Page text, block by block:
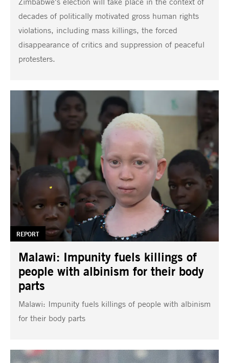
decades of politically motivated gross human rights
violations, including mass killings, the forced
disappearance of critics and suppression of peaceful
protesters.
Malawi: Impunity fuels killings of
people with albinism for their body
parts
TAG:
REPORT
Malawi: Impunity fuels killings of people with albinism
for their body parts